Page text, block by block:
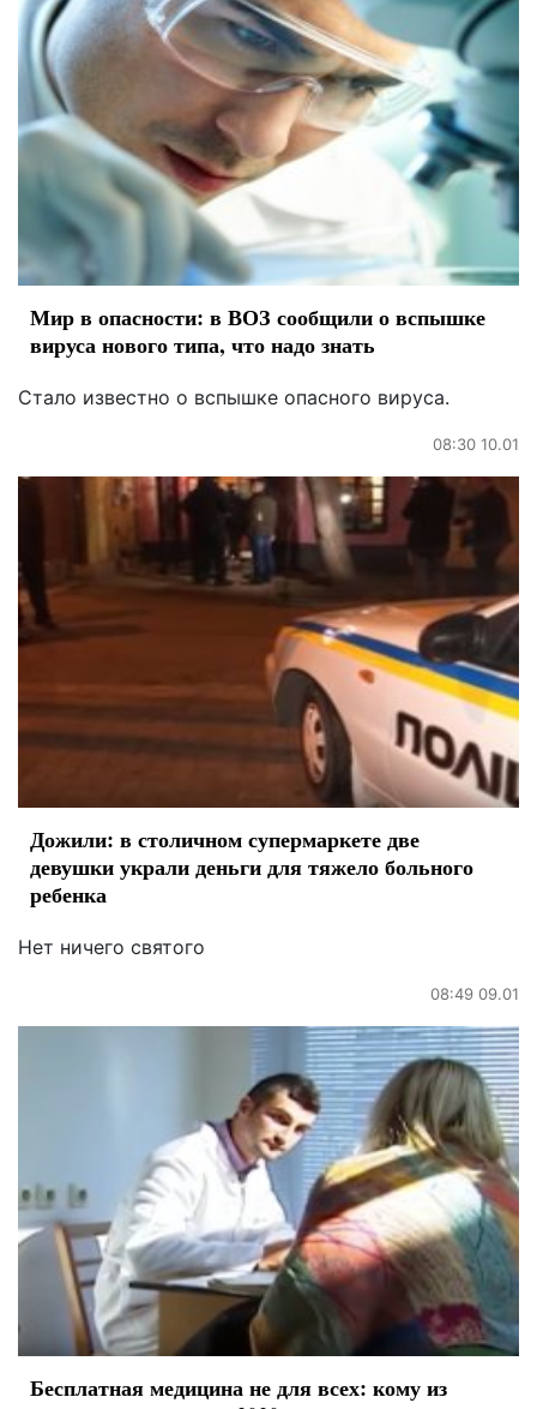
Мир в опасности: в ВОЗ сообщили о вспышке
вируса нового типа, что надо знать
Стало известно о вспышке опасного вируса.
08:30 10.01
Дожили: в столичном супермаркете две
девушки украли деньги для тяжело больного
ребенка
Нет ничего святого
08:49 09.01
Бесплатная медицина не для всех: кому из